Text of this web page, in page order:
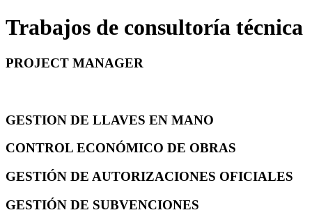
Trabajos de consultoría técnica
PROJECT MANAGER
GESTION DE LLAVES EN MANO
CONTROL ECONÓMICO DE OBRAS
GESTIÓN DE AUTORIZACIONES OFICIALES
GESTIÓN DE SUBVENCIONES